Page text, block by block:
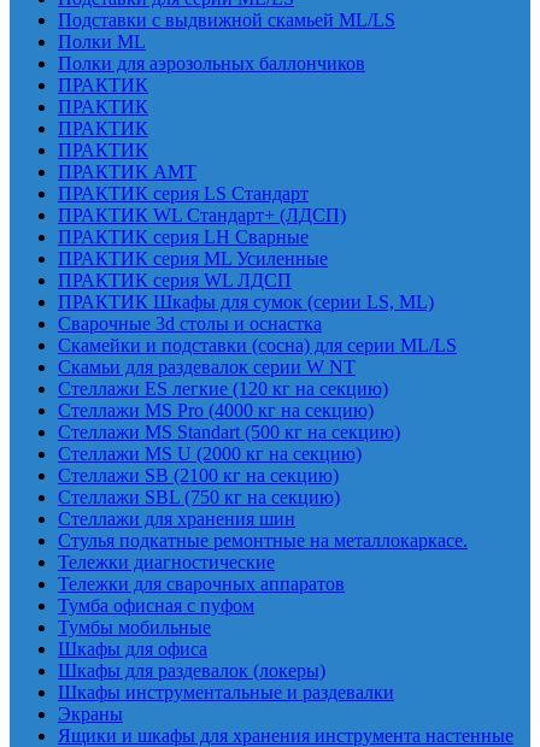
Подставки с выдвижной скамьей ML/LS
Полки ML
Полки для аэрозольных баллончиков
ПРАКТИК
ПРАКТИК
ПРАКТИК
ПРАКТИК
ПРАКТИК AMT
ПРАКТИК cерия LS Стандарт
ПРАКТИК WL Стандарт+ (ЛДСП)
ПРАКТИК серия LH Сварные
ПРАКТИК серия ML Усиленные
ПРАКТИК серия WL ЛДСП
ПРАКТИК Шкафы для сумок (серии LS, ML)
Сварочные 3d столы и оснастка
Скамейки и подставки (сосна) для серии ML/LS
Скамьи для раздевалок серии W NT
Стеллажи ES легкие (120 кг на секцию)
Стеллажи MS Pro (4000 кг на секцию)
Стеллажи MS Standart (500 кг на секцию)
Стеллажи MS U (2000 кг на секцию)
Стеллажи SB (2100 кг на секцию)
Стеллажи SBL (750 кг на секцию)
Стеллажи для хранения шин
Стулья подкатные ремонтные на металлокаркасе.
Тележки диагностические
Тележки для сварочных аппаратов
Тумба офисная с пуфом
Тумбы мобильные
Шкафы для офиса
Шкафы для раздевалок (локеры)
Шкафы инструментальные и раздевалки
Экраны
Ящики и шкафы для хранения инструмента настенные